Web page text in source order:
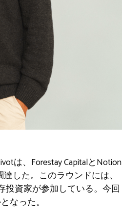
は、Forestay CapitalとNotion
した。このラウンドには、
投資家が参加している。今回
なった。